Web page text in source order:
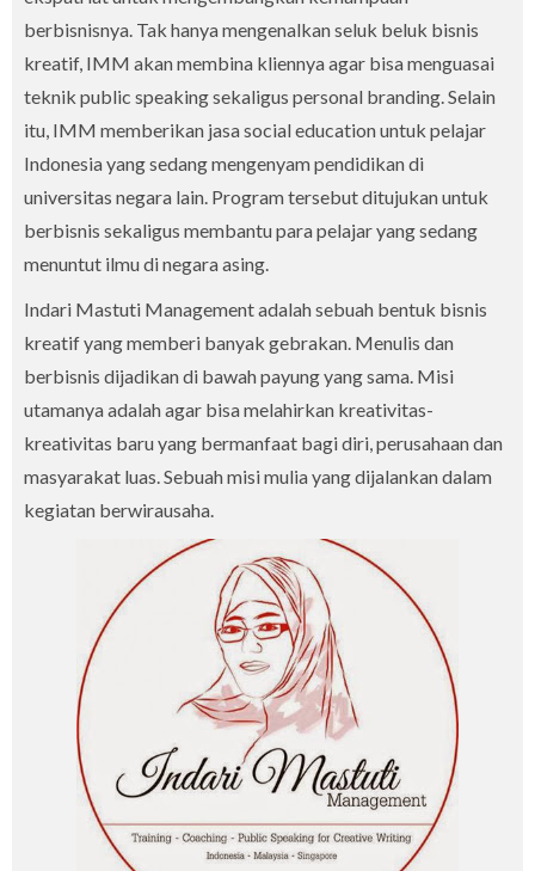
berbisnisnya. Tak hanya mengenalkan seluk beluk bisnis
kreatif, IMM akan membina kliennya agar bisa menguasai
teknik public speaking sekaligus personal branding. Selain
itu, IMM memberikan jasa social education untuk pelajar
Indonesia yang sedang mengenyam pendidikan di
universitas negara lain. Program tersebut ditujukan untuk
berbisnis sekaligus membantu para pelajar yang sedang
menuntut ilmu di negara asing.
Indari Mastuti Management adalah sebuah bentuk bisnis
kreatif yang memberi banyak gebrakan. Menulis dan
berbisnis dijadikan di bawah payung yang sama. Misi
utamanya adalah agar bisa melahirkan kreativitas-
kreativitas baru yang bermanfaat bagi diri, perusahaan dan
masyarakat luas. Sebuah misi mulia yang dijalankan dalam
kegiatan berwirausaha.